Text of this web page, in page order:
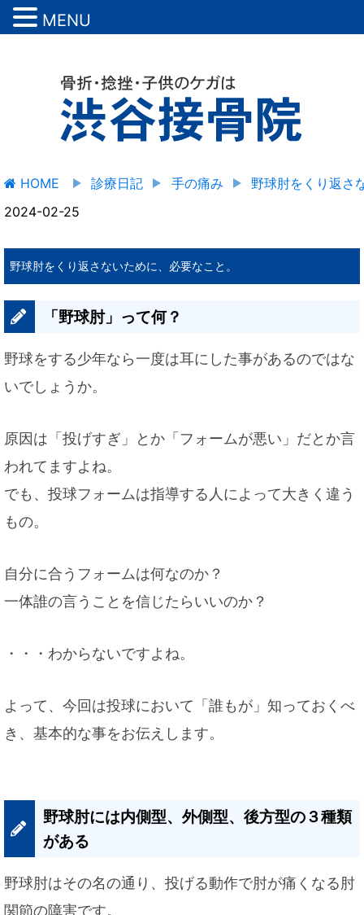
HOME 診療日記 手の痛み
野球肘をくり返さ
2024-02-25
野球肘をくり返さないために、必要なこと。
「野球肘」って何？
野球をする少年なら一度は耳にした事があるのではな
いでしょうか。
原因は「投げすぎ」とか「フォームが悪い」だとか言
われてますよね。
でも、投球フォームは指導する人によって大きく違う
もの。
自分に合うフォームは何なのか？
一体誰の言うことを信じたらいいのか？
・・・わからないですよね。
よって、今回は投球において「誰もが」知っておくべ
き、基本的な事をお伝えします。
野球肘には内側型、外側型、後方型の３種類
がある
野球肘はその名の通り、投げる動作で肘が痛くなる肘
関節の障害です。
MENU